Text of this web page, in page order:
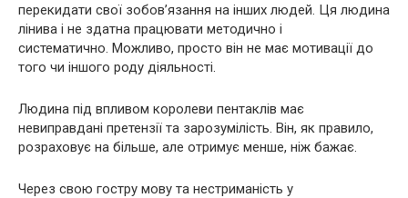
перекидати свої зобов’язання на інших людей. Ця людина
лінива і не здатна працювати методично і
систематично. Можливо, просто він не має мотивації до
того чи іншого роду діяльності.
Людина під впливом королеви пентаклів має
невиправдані претензії та зарозумілість. Він, як правило,
розраховує на більше, але отримує менше, ніж бажає.
Через свою гостру мову та нестриманість у